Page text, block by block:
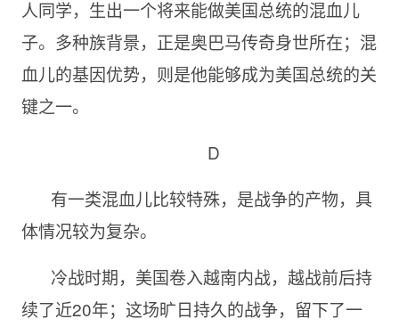
人同学，生出一个将来能做美国总统的混血儿
子。多种族背景，正是奥巴马传奇身世所在；混
血儿的基因优势，则是他能够成为美国总统的关
键之一。
D
有一类混血儿比较特殊，是战争的产物，具
体情况较为复杂。
冷战时期，美国卷入越南内战，越战前后持
续了近20年；这场旷日持久的战争，留下了一